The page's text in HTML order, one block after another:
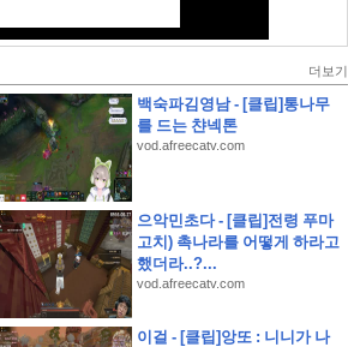
더보기
백숙파김영남 - [클립]통나무
를 드는 챤넥톤
vod.afreecatv.com
으악민초다 - [클립]전령 푸마
고치) 촉나라를 어떻게 하라고
했더라..?...
vod.afreecatv.com
이걸 - [클립]앙또 : 니니가 나